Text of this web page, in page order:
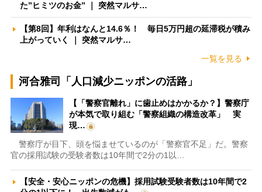
た”ヒミツのお金” ｜ 突然マルサ…
【第8回】年利はなんと14.6％！ 毎日5万円超の延滞税が積み
上がっていく ｜ 突然マルサ…
一覧を見る
河合雅司「人口減少ニッポンの活路」
【「警察官離れ」に歯止めはかかるか？】警察庁
が本気で取り組む「警察組織の構造改革」 実
現…
警察庁が目下、頭を悩ませているのが「警察官不足」だ。警察
官の採用試験の受験者数は10年間で2分の1以…
【安全・安心ニッポンの危機】採用試験受験者数は10年間で2